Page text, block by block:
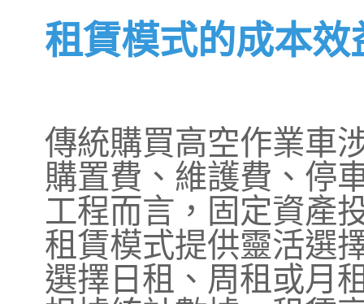
租賃模式的成本效
傳統購買高空作業車
購置費、維護費、停
工程而言，固定資產
租賃模式提供靈活選
選擇日租、周租或月